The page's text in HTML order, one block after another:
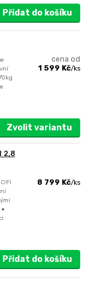
Přidat do košíku
cena od
1 599 Kč/ks
Zvolit variantu
2,8
8 799 Kč/ks
Přidat do košíku